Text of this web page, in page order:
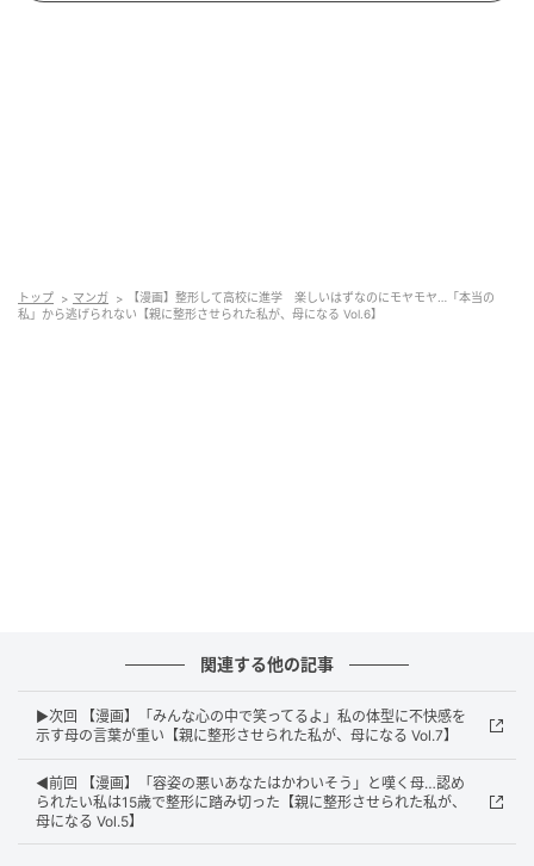
トップ マンガ
【漫画】整形して高校に進学 楽しいはずなのにモヤモヤ…「本当の
私」から逃げられない【親に整形させられた私が、母になる Vol.6】
関連する他の記事
▶次回 【漫画】「みんな心の中で笑ってるよ」私の体型に不快感を
示す母の言葉が重い【親に整形させられた私が、母になる Vol.7】
◀前回 【漫画】「容姿の悪いあなたはかわいそう」と嘆く母…認め
られたい私は15歳で整形に踏み切った【親に整形させられた私が、
母になる Vol.5】